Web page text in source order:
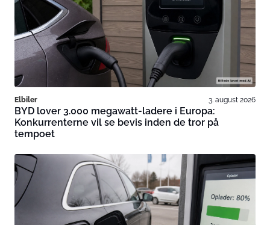
Elbiler 3. august 2026
BYD lover 3.000 megawatt-ladere i Europa:
Konkurrenterne vil se bevis inden de tror på
tempoet